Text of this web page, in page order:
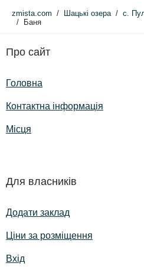
zmista.com Шацькі озера
с.
Баня
Про сайт
Головна
Контактна інформація
Місця
Для власників
Додати заклад
Ціни за розміщення
Вхід